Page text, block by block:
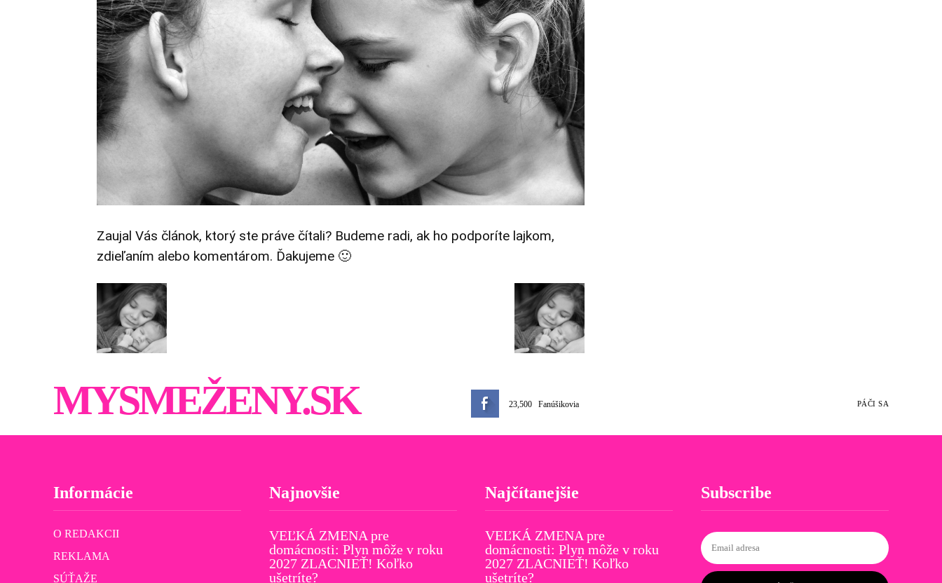
Zaujal Vás článok, ktorý ste práve čítali? Budeme radi, ak ho podporíte lajkom,
zdieľaním alebo komentárom. Ďakujeme 🙂
MYSMEŽENY.SK 23,500 Fanúšikovia PÁČI SA
Informácie
O REDAKCII
REKLAMA
SÚŤAŽE
Najnovšie
VEĽKÁ ZMENA pre
domácnosti: Plyn môže v roku
2027 ZLACNIEŤ! Koľko
ušetríte?
Najčítanejšie
VEĽKÁ ZMENA pre
domácnosti: Plyn môže v roku
2027 ZLACNIEŤ! Koľko
ušetríte?
Subscribe